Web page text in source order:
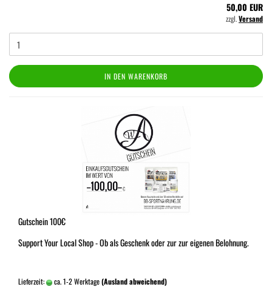
50,00 EUR
zzgl.Versand
IN DEN WARENKORB
Gutschein 100€
Support Your Local Shop - Ob als Geschenk oder zur zur eigenen Belohnung.
Lieferzeit: ca. 1-2 Werktage(Ausland abweichend)